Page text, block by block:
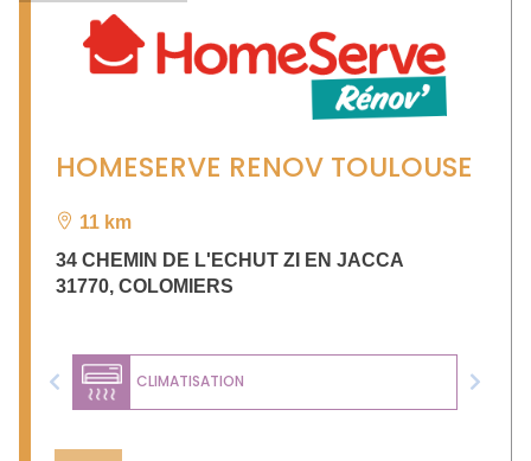
HOMESERVE RENOV TOULOUSE
11 km
34 CHEMIN DE L'ECHUT ZI EN JACCA
31770, COLOMIERS
CLIMATISATION
Previous Next